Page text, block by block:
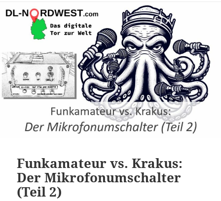
Funkamateur vs. Krakus:
Der Mikrofonumschalter
(Teil 2)